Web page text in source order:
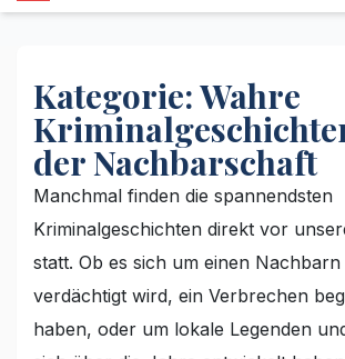
Kategorie:Wahre
der Nachbarschaft
Manchmal finden die spannendsten
Kriminalgeschichten direkt vor
statt. Ob es sich um einen
verdächtigt wird, ein Verbrechen
haben, oder um lokale Legenden